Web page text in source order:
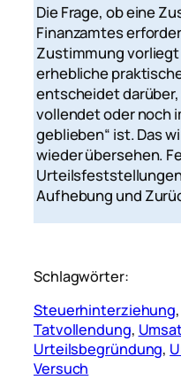
Die Frage, ob eine
Finanzamtes
Zustimmung vorliegt
erhebliche
entscheidet
vollendet oder noch
geblieben“ ist. Das
wieder übersehen.
Aufhebung und
Schlagwörter:
Steuerhinterziehung,
Tatvollendung,
Urteilsbegründung,
Versuch